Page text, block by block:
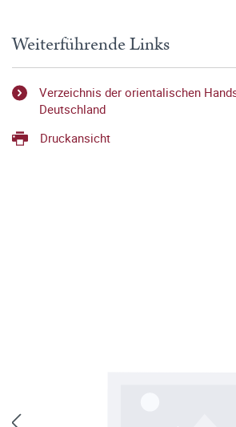
Weiterführende Links
Verzeichnis der orientalischen
Deutschland
Druckansicht